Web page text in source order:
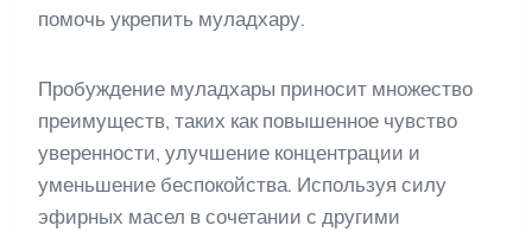
помочь укрепить муладхару.
Пробуждение муладхары приносит множество
преимуществ, таких как повышенное чувство
уверенности, улучшение концентрации и
уменьшение беспокойства. Используя силу
эфирных масел в сочетании с другими